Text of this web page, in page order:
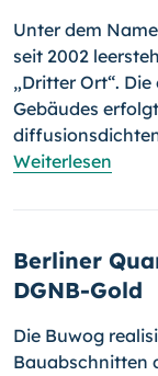
Unter dem
seit 2002
„Dritter Ort“.
Gebäudes
Weiterlesen
Berliner
DGNB-Gold
Die Buwog
Bauabschnitten